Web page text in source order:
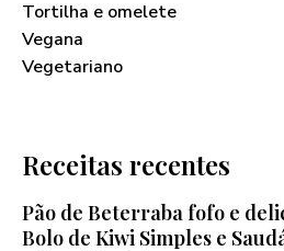
Tortilha e omelete
Vegana
Vegetariano
Receitas recentes
Pão de Beterraba fofo e
Bolo de Kiwi Simples e